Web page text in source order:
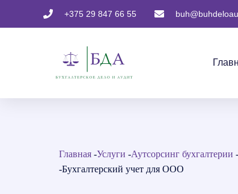
+375 29 847 66 55
Главная -Услуги -Аутсорсинг бухгалтерии -
-Бухгалтерский учет для ООО